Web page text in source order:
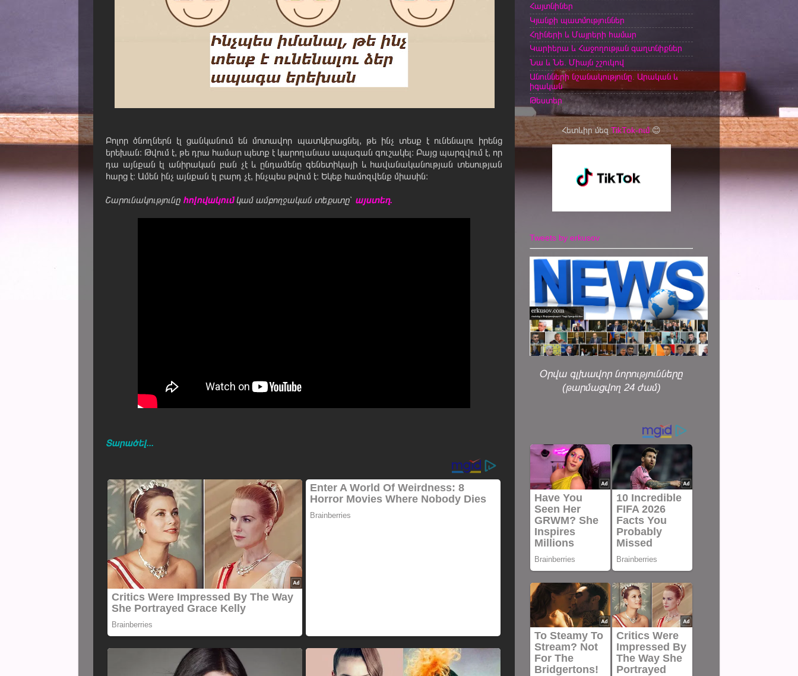
Բոլոր ծնողներն էլ ցանկանում են մոտավոր պատկերացնել, թե ինչ տեսք է ունենալու իրենց
երեխան։ Թվում է, թե դրա համար պետք է կարողանաս ապագան գուշակել։ Բայց պարզվում է, որ
դա այնքան էլ անիրական բան չէ և ընդամենը գենետիկայի և հավանականության տեսության
հարց է։ Ամեն ինչ այնքան էլ բարդ չէ, ինչպես թվում է։ Եկեք համոզվենք միասին։
Շարունակությունը հոլովակումկամ ամբողջական տեքստը՝ այստեղ.
Տարածել...
Հայտնիներ
Կյանքի պատմություններ
Հղիների և Մայրերի համար
Կարիերա և Հաջողության գաղտնիքներ
Նա և Նե. Միայն շշուկով
Անունների նշանակությունը. Արական և
իգական
Թեստեր
Հետևիր մեզ TikTok-ում😊
Tweets by erkusov
Օրվա գլխավոր նորությունները
(թարմացվող 24 ժամ)